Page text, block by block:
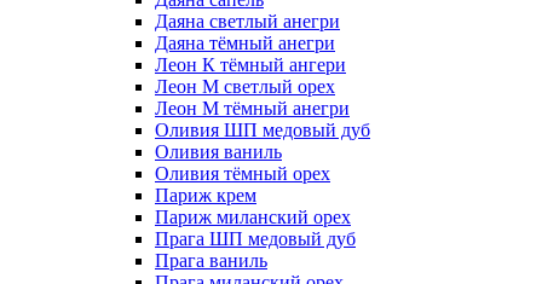
Даяна светлый анегри
Даяна тёмный анегри
Леон К тёмный ангери
Леон М светлый орех
Леон М тёмный анегри
Оливия ШП медовый дуб
Оливия ваниль
Оливия тёмный орех
Париж крем
Париж миланский орех
Прага ШП медовый дуб
Прага ваниль